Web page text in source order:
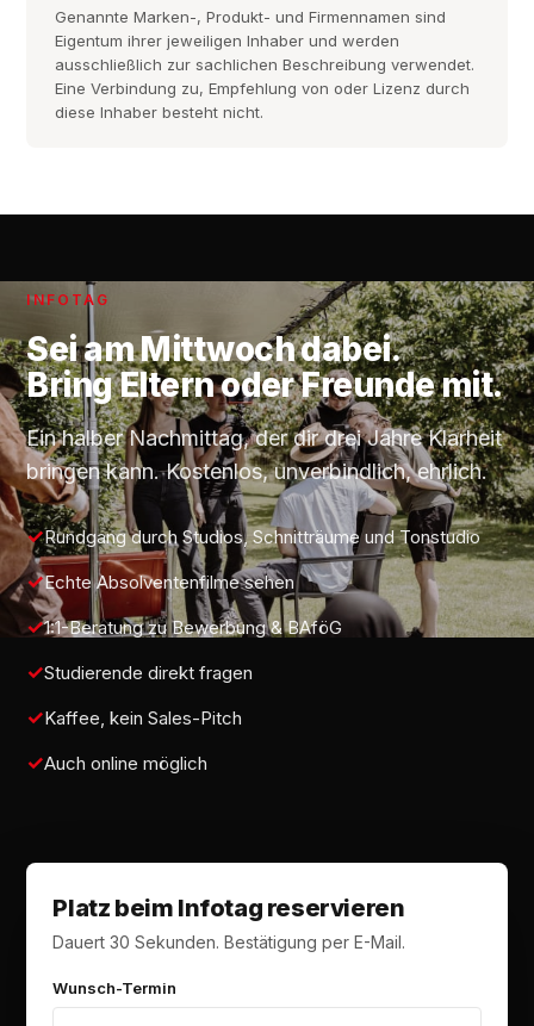
Genannte Marken-, Produkt- und Firmennamen sind
Eigentum ihrer jeweiligen Inhaber und werden
ausschließlich zur sachlichen Beschreibung verwendet.
Eine Verbindung zu, Empfehlung von oder Lizenz durch
diese Inhaber besteht nicht.
INFOTAG
Sei amMittwochdabei.
Bring Eltern oder Freunde mit.
Ein halber Nachmittag, der dir drei Jahre Klarheit
bringen kann. Kostenlos, unverbindlich, ehrlich.
Rundgang durch Studios, Schnitträume und Tonstudio
Echte Absolventenfilme sehen
1:1-Beratung zu Bewerbung & BAföG
Studierende direkt fragen
Kaffee, kein Sales-Pitch
Auch online möglich
Platz beim Infotag reservieren
Dauert 30 Sekunden. Bestätigung per E-Mail.
Wunsch-Termin